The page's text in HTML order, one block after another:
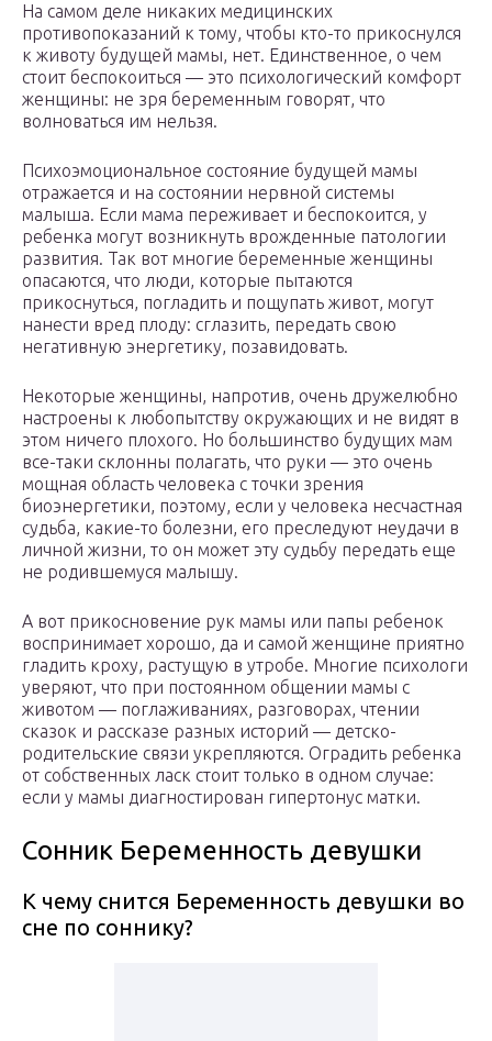
На самом деле никаких медицинских
противопоказаний к тому, чтобы кто-то прикоснулся
к животу будущей мамы, нет. Единственное, о чем
стоит беспокоиться — это психологический комфорт
женщины: не зря беременным говорят, что
волноваться им нельзя.
Психоэмоциональное состояние будущей мамы
отражается и на состоянии нервной системы
малыша. Если мама переживает и беспокоится, у
ребенка могут возникнуть врожденные патологии
развития. Так вот многие беременные женщины
опасаются, что люди, которые пытаются
прикоснуться, погладить и пощупать живот, могут
нанести вред плоду: сглазить, передать свою
негативную энергетику, позавидовать.
Некоторые женщины, напротив, очень дружелюбно
настроены к любопытству окружающих и не видят в
этом ничего плохого. Но большинство будущих мам
все-таки склонны полагать, что руки — это очень
мощная область человека с точки зрения
биоэнергетики, поэтому, если у человека несчастная
судьба, какие-то болезни, его преследуют неудачи в
личной жизни, то он может эту судьбу передать еще
не родившемуся малышу.
А вот прикосновение рук мамы или папы ребенок
воспринимает хорошо, да и самой женщине приятно
гладить кроху, растущую в утробе. Многие психологи
уверяют, что при постоянном общении мамы с
животом — поглаживаниях, разговорах, чтении
сказок и рассказе разных историй — детско-
родительские связи укрепляются. Оградить ребенка
от собственных ласк стоит только в одном случае:
если у мамы диагностирован гипертонус матки.
Сонник Беременность девушки
К чему снится Беременность девушки во
сне по соннику?